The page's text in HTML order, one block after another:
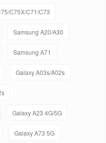
C75X/C71/C73
Samsung A20/A30
Samsung A71
Galaxy A03s/A02s
Galaxy A23 4G/5G
Galaxy A73 5G